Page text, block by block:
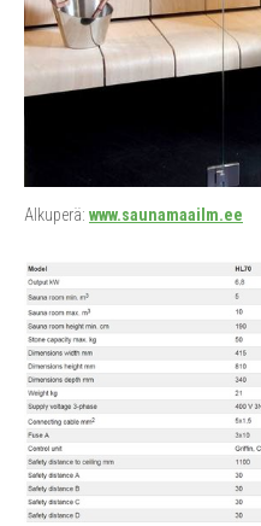
Alkuperä: www.saunamaailm.ee